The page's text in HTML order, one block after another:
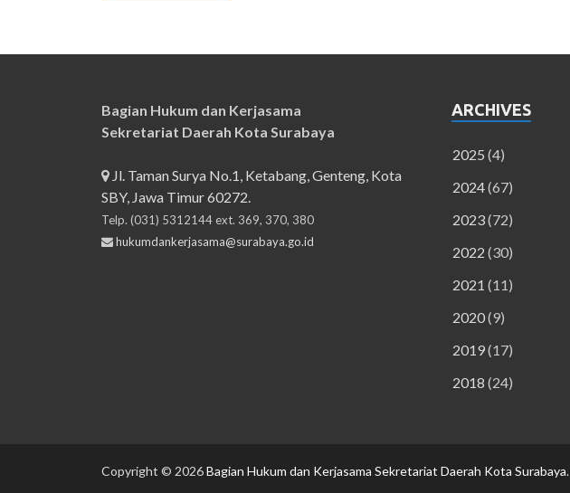
Bagian Hukum dan Kerjasama
Sekretariat Daerah Kota Surabaya
Jl. Taman Surya No.1, Ketabang, Genteng, Kota
SBY, Jawa Timur 60272.
Telp. (031) 5312144 ext. 369, 370, 380
hukumdankerjasama@surabaya.go.id
ARCHIVES
2025 (4)
2024(67)
2023(72)
2022 (30)
2021 (11)
2020(9)
2019(17)
2018 (24)
Copyright © 2026Bagian Hukum dan Kerjasama Sekretariat Daerah Kota Surabaya.